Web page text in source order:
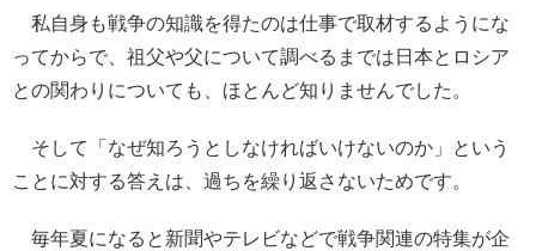
私自身も戦争の知識を得たのは仕事で取材するようにな
ってからで、祖父や父について調べるまでは日本とロシア
との関わりについても、ほとんど知りませんでした。
そして「なぜ知ろうとしなければいけないのか」という
ことに対する答えは、過ちを繰り返さないためです。
毎年夏になると新聞やテレビなどで戦争関連の特集が企